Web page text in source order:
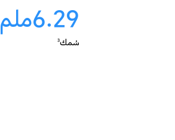
6.29ملم
سُمك3